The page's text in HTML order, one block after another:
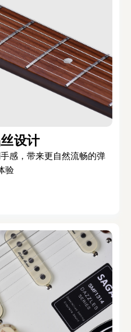
设计
感，带来更自然流畅的弹
验